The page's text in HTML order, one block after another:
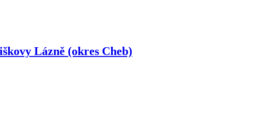
Lázně (okres Cheb)